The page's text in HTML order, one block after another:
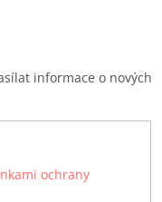
informace o nových
ochrany